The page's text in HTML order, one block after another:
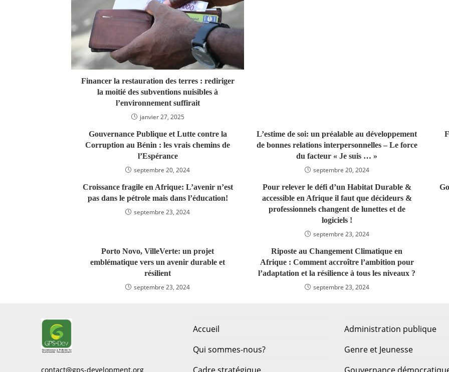
Financer la restauration des terres : rediriger
la moitié des subventions nuisibles à
l’environnement suffirait
janvier 27, 2025
Gouvernance Publique et Lutte contre la
Corruption au Bénin : les vrais chemins de
l’Espérance
septembre 20, 2024
L’estime de soi: un préalable au développement
de bonnes relations interpersonnelles – Le force
du facteur « Je suis … »
septembre 20, 2024
Croissance fragile en Afrique: L’avenir n’est
pas dans le pétrole mais dans l’éducation!
septembre 23, 2024
Pour relever le défi d’un Habitat Durable &
accessible en Afrique il faut que décideurs &
professionnels changent de lunettes et de
logiciels !
septembre 23, 2024
Porto Novo, VilleVerte: un projet
emblématique vers un avenir durable et
résilient
septembre 23, 2024
Riposte au Changement Climatique en
Afrique : Comment accroître l’ambition pour
l’adaptation et la résilience à tous les niveaux ?
septembre 23, 2024
contact@gps-development.org
Accueil
Qui sommes-nous?
Administration publique
Genre et Jeunesse